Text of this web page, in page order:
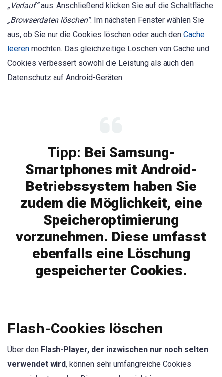
„Verlauf“aus. Anschließend klicken Sie auf die Schaltfläche
„Browserdaten löschen“. Im nächsten Fenster wählen Sie
aus, ob Sie nur die Cookies löschen oder auch den Cache
leeren möchten. Das gleichzeitige Löschen von Cache und
Cookies verbessert sowohl die Leistung als auch den
Datenschutz auf Android-Geräten.
Tipp: Bei Samsung-
Smartphones mit Android-
Betriebssystem haben Sie
zudem die Möglichkeit, eine
Speicheroptimierung
vorzunehmen. Diese umfasst
ebenfalls eine Löschung
gespeicherter Cookies.
Flash-Cookies löschen
Über den Flash-Player, der inzwischen nur noch selten
verwendet wird, können sehr umfangreiche Cookies